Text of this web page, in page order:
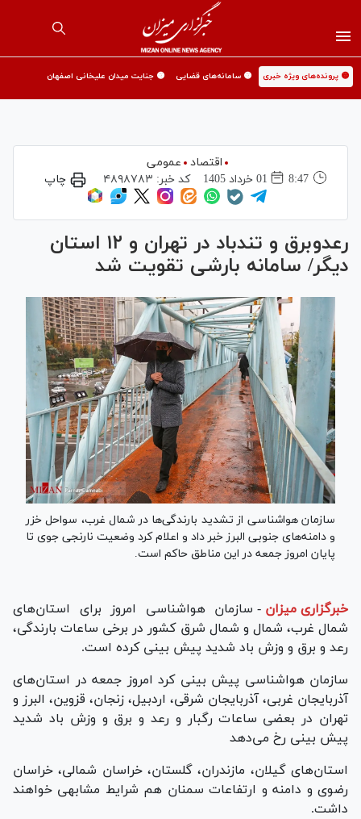
🟡 پرونده‌های ویژه خبری 🟡 سامانه‌های قضایی 🟡 جنایت میدان علیخانی اصفهان
اقتصاد
عمومی
8:47
01 خرداد 1405 کد خبر: ۴۸۹۸۷۸۳ چاپ
رعدوبرق و تندباد در تهران و ۱۲ استان
دیگر/ سامانه بارشی تقویت شد
سازمان هواشناسی از تشدید بارندگی‌ها در شمال غرب، سواحل خزر
و دامنه‌های جنوبی البرز خبر داد و اعلام کرد وضعیت نارنجی جوی تا
پایان امروز جمعه در این مناطق حاکم است.
خبرگزاری میزان - سازمان هواشناسی امروز برای استان‌های
شمال غرب، شمال و شمال شرق کشور در برخی ساعات بارندگی،
رعد و برق و وزش باد شدید پیش بینی کرده است.
سازمان هواشناسی پیش بینی کرد امروز جمعه در استان‌های
آذربایجان غربی، آذربایجان شرقی، اردبیل، زنجان، قزوین، البرز و
تهران در بعضی ساعات رگبار و رعد و برق و وزش باد شدید
پیش بینی رخ می‌دهد
استان‌های گیلان، مازندران، گلستان، خراسان شمالی، خراسان
رضوی و دامنه و ارتفاعات سمنان هم شرایط مشابهی خواهند
داشت.